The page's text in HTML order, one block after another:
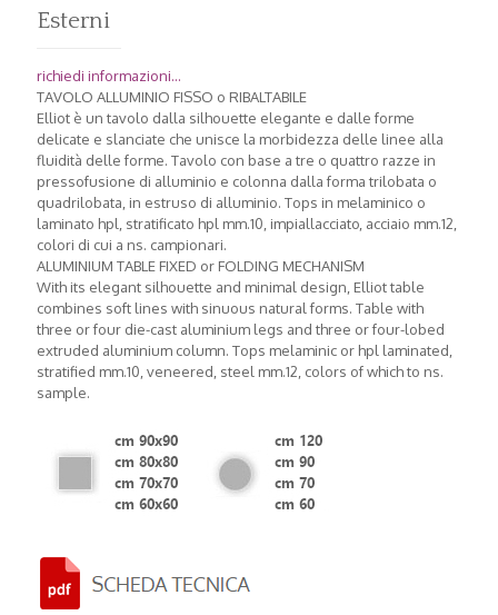
Esterni
richiedi informazioni...
TAVOLO ALLUMINIO FISSO o RIBALTABILE
Elliot è un tavolo dalla silhouette elegante e dalle forme
delicate e slanciate che unisce la morbidezza delle linee alla
fluidità delle forme. Tavolo con base a tre o quattro razze in
pressofusione di alluminio e colonna dalla forma trilobata o
quadrilobata, in estruso di alluminio. Tops in melaminico o
laminato hpl, stratificato hpl mm.10, impiallacciato, acciaio mm.12,
colori di cui a ns. campionari.
ALUMINIUM TABLE FIXED or FOLDING MECHANISM
With its elegant silhouette and minimal design, Elliot table
combines soft lines with sinuous natural forms. Table with
three or four die-cast aluminium legs and three or four-lobed
extruded aluminium column. Tops melaminic or hpl laminated,
stratified mm.10, veneered, steel mm.12, colors of which to ns.
sample.